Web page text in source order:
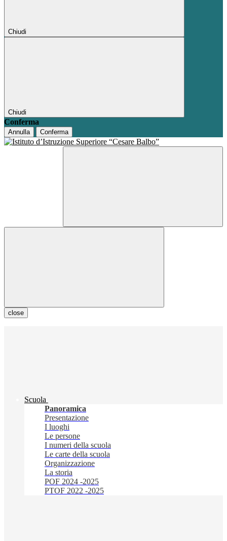
Chiudi
Chiudi
Conferma
Annulla Conferma
close
Scuola
Panoramica
Presentazione
I luoghi
Le persone
I numeri della scuola
Le carte della scuola
Organizzazione
La storia
POF 2024 -2025
PTOF 2022 -2025